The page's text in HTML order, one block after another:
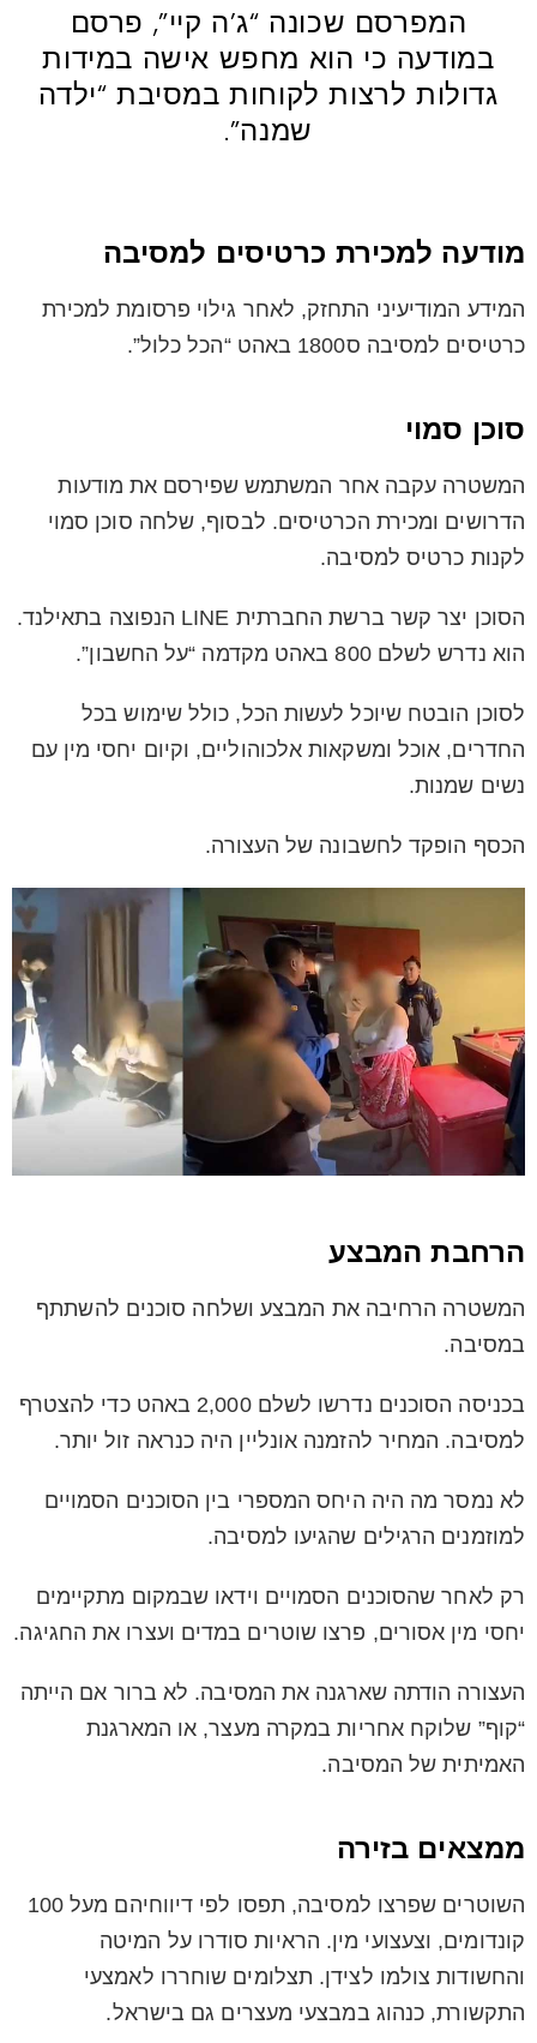
המפרסם שכונה “ג’ה קיי”, פרסם
במודעה כי הוא מחפש אישה במידות
גדולות לרצות לקוחות במסיבת “ילדה
שמנה”.
מודעה למכירת כרטיסים למסיבה
המידע המודיעיני התחזק, לאחר גילוי פרסומת למכירת
כרטיסים למסיבה ס1800 באהט “הכל כלול”.
סוכן סמוי
המשטרה עקבה אחר המשתמש שפירסם את מודעות
הדרושים ומכירת הכרטיסים. לבסוף, שלחה סוכן סמוי
לקנות כרטיס למסיבה.
הסוכן יצר קשר ברשת החברתית LINE הנפוצה בתאילנד.
הוא נדרש לשלם 800 באהט מקדמה “על החשבון”.
לסוכן הובטח שיוכל לעשות הכל, כולל שימוש בכל
החדרים, אוכל ומשקאות אלכוהוליים, וקיום יחסי מין עם
נשים שמנות.
הכסף הופקד לחשבונה של העצורה.
הרחבת המבצע
המשטרה הרחיבה את המבצע ושלחה סוכנים להשתתף
במסיבה.
בכניסה הסוכנים נדרשו לשלם 2,000 באהט כדי להצטרף
למסיבה. המחיר להזמנה אונליין היה כנראה זול יותר.
לא נמסר מה היה היחס המספרי בין הסוכנים הסמויים
למוזמנים הרגילים שהגיעו למסיבה.
רק לאחר שהסוכנים הסמויים וידאו שבמקום מתקיימים
יחסי מין אסורים, פרצו שוטרים במדים ועצרו את החגיגה.
העצורה הודתה שארגנה את המסיבה. לא ברור אם הייתה
“קוף” שלוקח אחריות במקרה מעצר, או המארגנת
האמיתית של המסיבה.
ממצאים בזירה
השוטרים שפרצו למסיבה, תפסו לפי דיווחיהם מעל 100
קונדומים, וצעצועי מין. הראיות סודרו על המיטה
והחשודות צולמו לצידן. תצלומים שוחררו לאמצעי
התקשורת, כנהוג במבצעי מעצרים גם בישראל.